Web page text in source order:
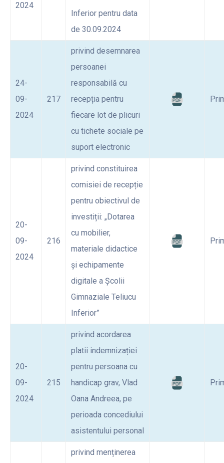
2024
Inferior pentru data
de 30.09.2024
24-
09-
2024
217
privind desemnarea
persoanei
responsabilă cu
recepția pentru
fiecare lot de plicuri
cu tichete sociale pe
suport electronic
20-
09-
2024
216
privind constituirea
comisiei de recepție
pentru obiectivul de
investiții: „Dotarea
cu mobilier,
materiale didactice
și echipamente
digitale a Școlii
Gimnaziale Teliucu
Inferior”
20-
09-
2024
215
privind acordarea
platii indemnizației
pentru persoana cu
handicap grav, Vlad
Oana Andreea, pe
perioada concediului
asistentului personal
privind menținerea